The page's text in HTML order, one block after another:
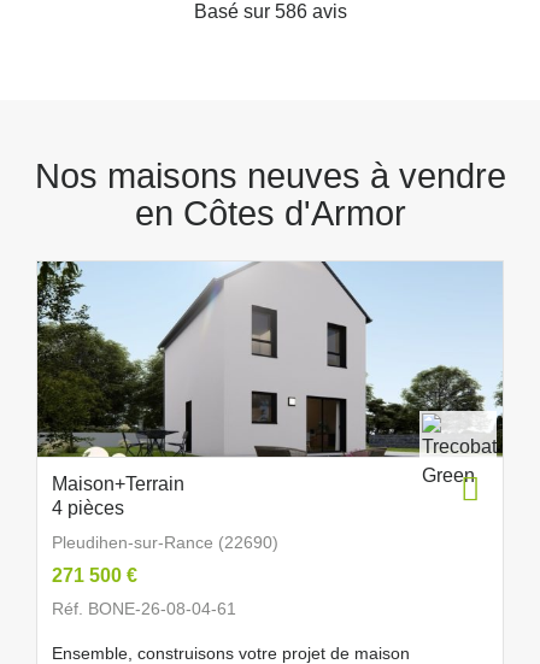
Basé sur 586 avis
Nos maisons neuves à vendre
en Côtes d'Armor
Maison+Terrain
4 pièces
Pleudihen-sur-Rance (22690)
271 500 €
Réf. BONE-26-08-04-61
Ensemble, construisons votre projet de maison